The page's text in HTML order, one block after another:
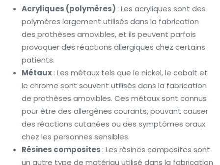
Acryliques (polymères) : Les acryliques sont des
polymères largement utilisés dans la fabrication
des prothèses amovibles, et ils peuvent parfois
provoquer des réactions allergiques chez certains
patients.
Métaux: Les métaux tels que le nickel, le cobalt et
le chrome sont souvent utilisés dans la fabrication
de prothèses amovibles. Ces métaux sont connus
pour être des allergènes courants, pouvant causer
des réactions cutanées ou des symptômes oraux
chez les personnes sensibles.
Résines composites : Les résines composites sont
un autre type de matériau utilisé dans la fabrication